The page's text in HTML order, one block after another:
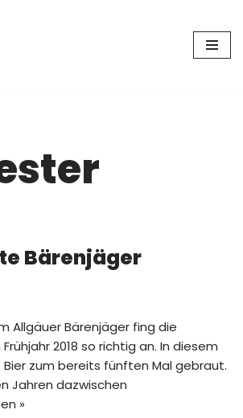
Bärenjäger
Allgäuer Bärenjäger fing die
2018 so richtig an. In diesem
zum bereits fünften Mal gebraut.
Jahren dazwischen
»